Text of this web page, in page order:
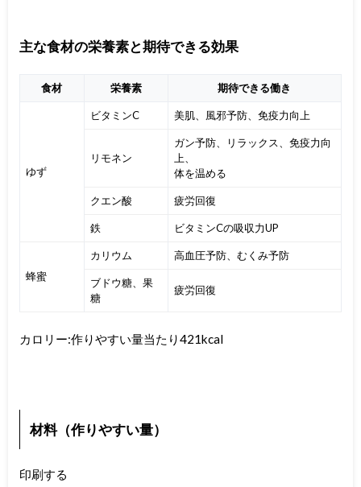
主な食材の栄養素と期待できる効果
食材 栄養素 期待できる働き
ゆず
ビタミンC 美肌、風邪予防、免疫力向上
リモネン
ガン予防、リラックス、免疫力向
上、
体を温める
クエン酸 疲労回復
鉄 ビタミンCの吸収力UP
蜂蜜
カリウム 高血圧予防、むくみ予防
ブドウ糖、果
糖
疲労回復
カロリー:作りやすい量当たり421kcal
材料（作りやすい量）
印刷する